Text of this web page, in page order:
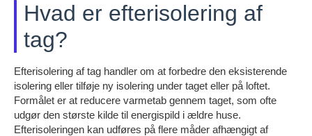
Hvad er efterisolering af
tag?
Efterisolering af tag handler om at forbedre den eksisterende
isolering eller tilføje ny isolering under taget eller på loftet.
Formålet er at reducere varmetab gennem taget, som ofte
udgør den største kilde til energispild i ældre huse.
Efterisoleringen kan udføres på flere måder afhængigt af